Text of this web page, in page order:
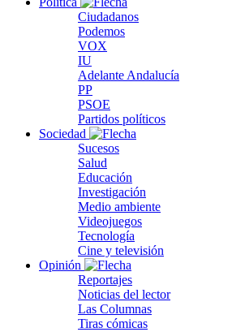
Ciudadanos
Podemos
VOX
IU
Adelante Andalucía
PP
PSOE
Partidos políticos
Sociedad
Sucesos
Salud
Educación
Investigación
Medio ambiente
Videojuegos
Tecnología
Cine y televisión
Opinión
Reportajes
Noticias del lector
Las Columnas
Tiras cómicas